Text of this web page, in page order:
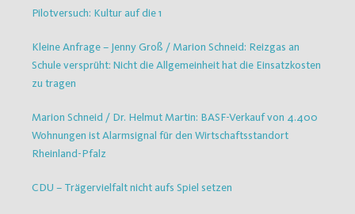
Pilotversuch: Kultur auf die 1
Kleine Anfrage – Jenny Groß / Marion Schneid: Reizgas an
Schule versprüht: Nicht die Allgemeinheit hat die Einsatzkosten
zu tragen
Marion Schneid / Dr. Helmut Martin: BASF-Verkauf von 4.400
Wohnungen ist Alarmsignal für den Wirtschaftsstandort
Rheinland-Pfalz
CDU – Trägervielfalt nicht aufs Spiel setzen